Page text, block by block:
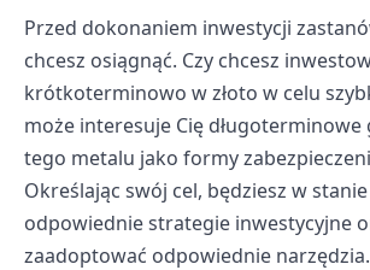
Przed dokonaniem inwestycji
chcesz osiągnąć. Czy chcesz
krótkoterminowo w złoto w celu
może interesuje Cię
tego metalu jako formy
Określając swój cel, będziesz w
odpowiednie strategie inwestycyjne
zaadoptować odpowiednie narzędzia.